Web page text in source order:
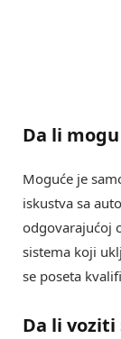
Da li
Moguće je
iskustva sa
odgovarajućoj
sistema koji
se poseta
Da li voziti